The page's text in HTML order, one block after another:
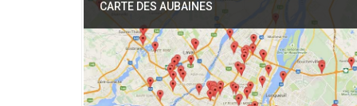
CARTE DES AUBAINES